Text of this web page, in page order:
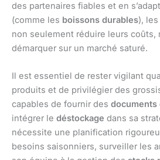
des partenaires fiables et en
(comme les boissons durables),
non seulement réduire leurs coûts,
démarquer sur un marché saturé.
Il est essentiel de rester vigilant
produits et de privilégier des
capables de fournir des documents
intégrer le déstockage dans sa
nécessite une planification
besoins saisonniers, surveiller les